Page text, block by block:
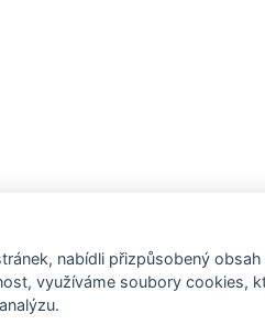
pozvánky na kulturní a
nabídli přizpůsobený obsah
využíváme soubory cookies,